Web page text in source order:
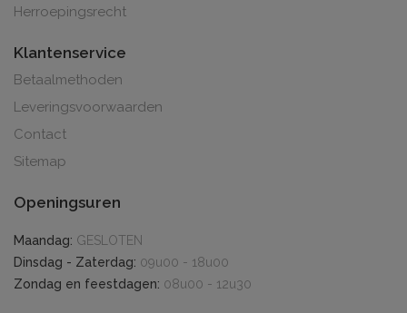
Herroepingsrecht
Klantenservice
Betaalmethoden
Leveringsvoorwaarden
Contact
Sitemap
Openingsuren
Maandag: GESLOTEN
Dinsdag - Zaterdag: 09u00 - 18u00
Zondag en feestdagen: 08u00 - 12u30